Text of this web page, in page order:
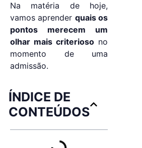
Na matéria de hoje,
vamos aprender quais os
pontos merecem um
olhar mais criterioso no
momento de uma
admissão.
ÍNDICE DE
CONTEÚDOS